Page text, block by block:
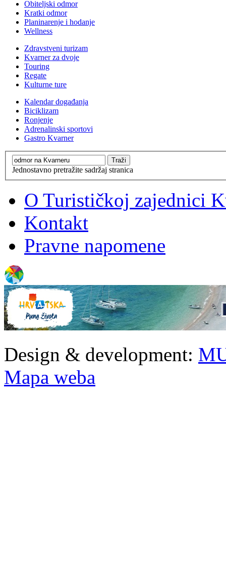
Obiteljski odmor
Kratki odmor
Planinarenje i hodanje
Wellness
Zdravstveni turizam
Kvarner za dvoje
Touring
Regate
Kulturne ture
Kalendar događanja
Biciklizam
Ronjenje
Adrenalinski sportovi
Gastro Kvarner
Jednostavno pretražite sadržaj stranica
O Turističkoj zajednici
Kontakt
Pravne napomene
Design & development:
Mapa weba